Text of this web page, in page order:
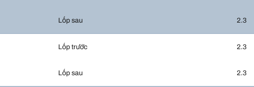
Lốp sau 2.3
Lốp trước 2.3
Lốp sau 2.3